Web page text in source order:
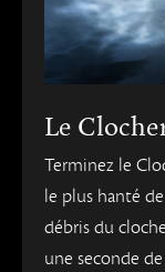
Le
Terminez le
le plus hanté
débris du
une seconde